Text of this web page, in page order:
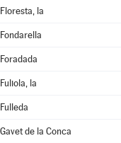
Floresta, la
Fondarella
Foradada
Fuliola, la
Fulleda
Gavet de la Conca